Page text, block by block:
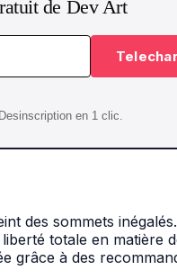
de Dev Art
en 1 clic.
des sommets
totale en matière
grâce à des